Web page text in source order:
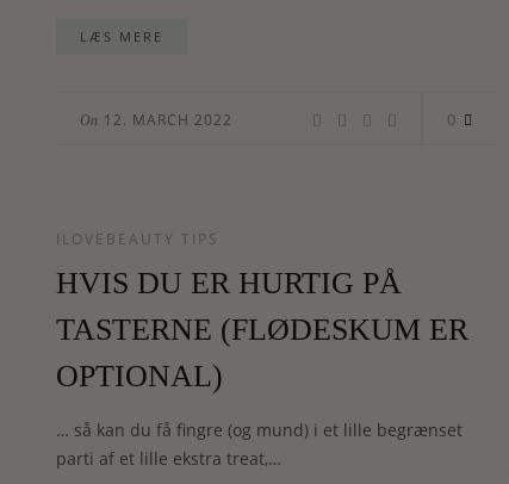
LÆS MERE
On 12. MARCH 2022 0
ILOVEBEAUTY TIPS
HVIS DU ER HURTIG PÅ
TASTERNE (FLØDESKUM ER
OPTIONAL)
… så kan du få fingre (og mund) i et lille begrænset
parti af et lille ekstra treat,…